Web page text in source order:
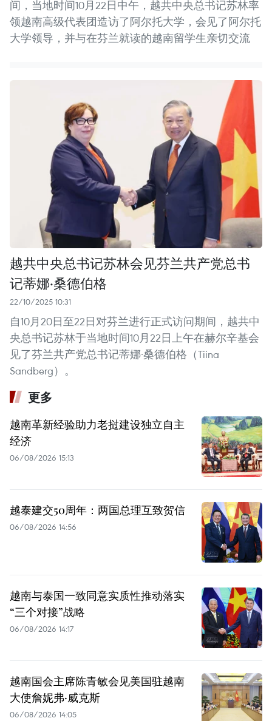
间，当地时间10月22日中午，越共中央总书记苏林率
领越南高级代表团造访了阿尔托大学，会见了阿尔托
大学领导，并与在芬兰就读的越南留学生亲切交流
越共中央总书记苏林会见芬兰共产党总书
记蒂娜·桑德伯格
22/10/2025 10:31
自10月20日至22日对芬兰进行正式访问期间，越共中
央总书记苏林于当地时间10月22日上午在赫尔辛基会
见了芬兰共产党总书记蒂娜·桑德伯格（Tiina
Sandberg）。
更多
越南革新经验助力老挝建设独立自主
经济
06/08/2026 15:13
越泰建交50周年：两国总理互致贺信
06/08/2026 14:56
越南与泰国一致同意实质性推动落实
“三个对接”战略
06/08/2026 14:17
越南国会主席陈青敏会见美国驻越南
大使詹妮弗·威克斯
06/08/2026 14:05